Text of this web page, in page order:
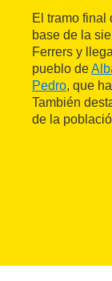
El tramo final
base de la
Ferrers y
pueblo de
Pedro, que
También
de la